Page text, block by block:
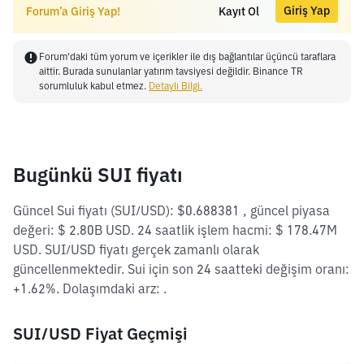
Forum’a Giriş Yap! Kayıt Ol Giriş Yap
Forum'daki tüm yorum ve içerikler ile dış bağlantılar üçüncü taraflara
aittir. Burada sunulanlar yatırım tavsiyesi değildir. Binance TR
sorumluluk kabul etmez. Detaylı Bilgi.
Bugünkü SUI fiyatı
Güncel Sui fiyatı (SUI/USD): $0.688381 , güncel piyasa
değeri: $ 2.80B USD. 24 saatlik işlem hacmi: $ 178.47M
USD. SUI/USD fiyatı gerçek zamanlı olarak
güncellenmektedir. Sui için son 24 saatteki değişim oranı:
+1.62%. Dolaşımdaki arz: .
SUI/USD Fiyat Geçmişi